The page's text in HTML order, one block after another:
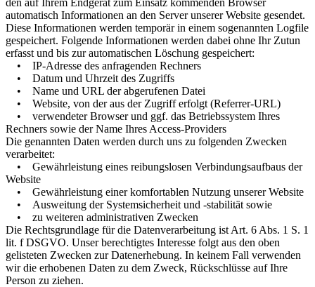
automatisch Informationen an den Server unserer Website gesendet.
Diese Informationen werden temporär in einem sogenannten Logfile
gespeichert. Folgende Informationen werden dabei ohne Ihr Zutun
erfasst und bis zur automatischen Löschung gespeichert:
• IP-Adresse des anfragenden Rechners
• Datum und Uhrzeit des Zugriffs
• Name und URL der abgerufenen Datei
• Website, von der aus der Zugriff erfolgt (Referrer-URL)
• verwendeter Browser und ggf. das Betriebssystem Ihres
Rechners sowie der Name Ihres Access-Providers
Die genannten Daten werden durch uns zu folgenden Zwecken
verarbeitet:
• Gewährleistung eines reibungslosen Verbindungsaufbaus der
Website
• Gewährleistung einer komfortablen Nutzung unserer Website
• Ausweitung der Systemsicherheit und -stabilität sowie
• zu weiteren administrativen Zwecken
Die Rechtsgrundlage für die Datenverarbeitung ist Art. 6 Abs. 1 S. 1
lit. f DSGVO. Unser berechtigtes Interesse folgt aus den oben
gelisteten Zwecken zur Datenerhebung. In keinem Fall verwenden
wir die erhobenen Daten zu dem Zweck, Rückschlüsse auf Ihre
Person zu ziehen.